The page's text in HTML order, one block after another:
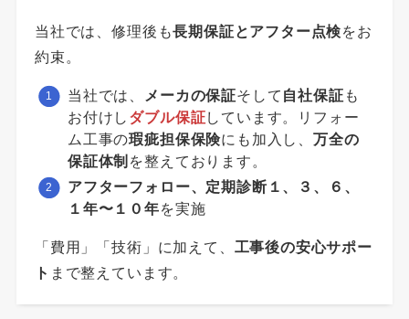
当社では、修理後も長期保証とアフター点検をお
約束。
当社では、 メーカの保証そして 自社保証 も
お付けし ダブル保証しています。リフォー
ム工事の瑕疵担保保険にも加入し、 万全の
保証体制 を整えております。
アフターフォロー、定期診断１、３、６、
１年〜１０年を実施
「費用」「技術」に加えて、 工事後の安心サポー
ト まで整えています。